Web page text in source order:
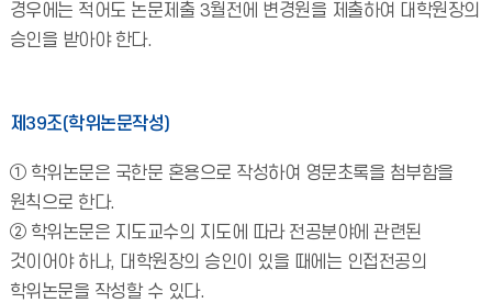
경우에는 적어도 논문제출 3월전에 변경원을 제출하여 대학원장의
승인을 받아야 한다.
제39조(학위논문작성)
① 학위논문은 국한문 혼용으로 작성하여 영문초록을 첨부함을
원칙으로 한다.
② 학위논문은 지도교수의 지도에 따라 전공분야에 관련된
것이어야 하나, 대학원장의 승인이 있을 때에는 인접전공의
학위논문을 작성할 수 있다.